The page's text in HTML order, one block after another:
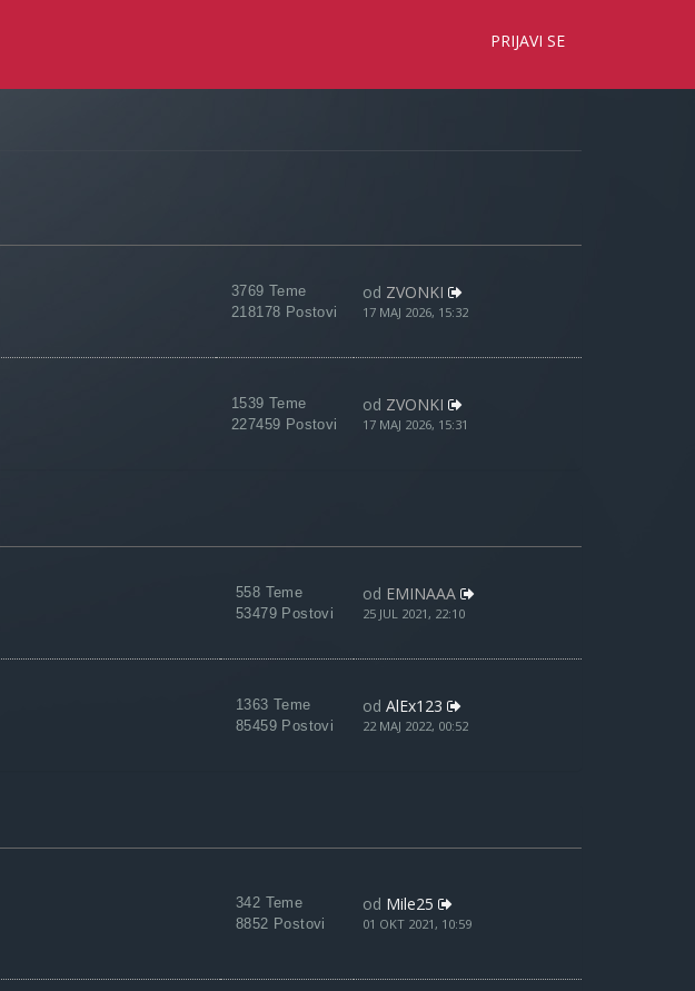
PRIJAVI SE
3769 Teme
218178 Postovi
od ZVONKI
17 MAJ 2026, 15:32
1539 Teme
227459 Postovi
od ZVONKI
17 MAJ 2026, 15:31
558 Teme
53479 Postovi
od EMINAAA
25 JUL 2021, 22:10
1363 Teme
85459 Postovi
od AlEx123
22 MAJ 2022, 00:52
342 Teme
8852 Postovi
od Mile25
01 OKT 2021, 10:59